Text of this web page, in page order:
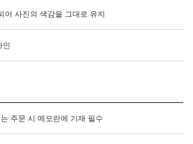
어 사진의 색감을 그대로 유지
인
주문 시 메모란에 기재 필수